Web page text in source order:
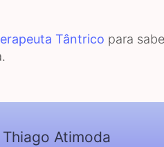
Tântrico para
Thiago Atimoda